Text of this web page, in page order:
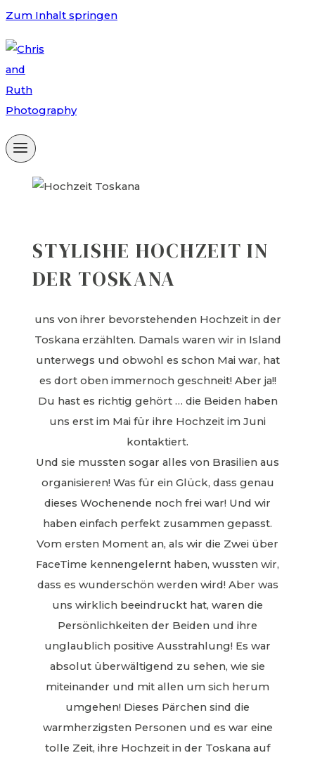
Zum Inhalt springen
STYLISHE HOCHZEIT IN
DER TOSKANA
uns von ihrer bevorstehenden Hochzeit in der
Toskana erzählten. Damals waren wir in Island
unterwegs und obwohl es schon Mai war, hat
es dort oben immernoch geschneit! Aber ja!!
Du hast es richtig gehört … die Beiden haben
uns erst im Mai für ihre Hochzeit im Juni
kontaktiert.
Und sie mussten sogar alles von Brasilien aus
organisieren! Was für ein Glück, dass genau
dieses Wochenende noch frei war! Und wir
haben einfach perfekt zusammen gepasst.
Vom ersten Moment an, als wir die Zwei über
FaceTime kennengelernt haben, wussten wir,
dass es wunderschön werden wird! Aber was
uns wirklich beeindruckt hat, waren die
Persönlichkeiten der Beiden und ihre
unglaublich positive Ausstrahlung! Es war
absolut überwältigend zu sehen, wie sie
miteinander und mit allen um sich herum
umgehen! Dieses Pärchen sind die
warmherzigsten Personen und es war eine
tolle Zeit, ihre Hochzeit in der Toskana auf